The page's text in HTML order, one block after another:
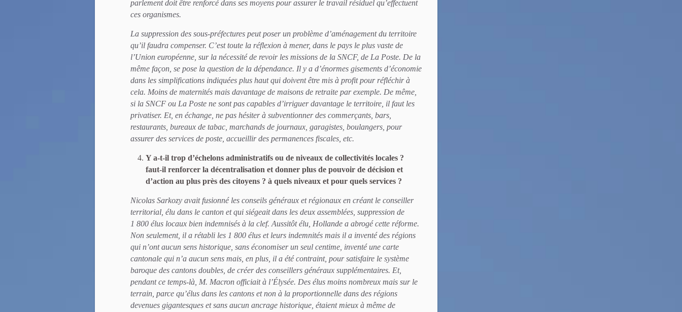
parlement doit être renforcé dans ses moyens pour assurer le travail résiduel qu’effectuent
ces organismes.
La suppression des sous-préfectures peut poser un problème d’aménagement du territoire
qu’il faudra compenser. C’est toute la réflexion à mener, dans le pays le plus vaste de
l’Union européenne, sur la nécessité de revoir les missions de la SNCF, de La Poste. De la
même façon, se pose la question de la dépendance. Il y a d’énormes gisements d’économie
dans les simplifications indiquées plus haut qui doivent être mis à profit pour réfléchir à
cela. Moins de maternités mais davantage de maisons de retraite par exemple. De même,
si la SNCF ou La Poste ne sont pas capables d’irriguer davantage le territoire, il faut les
privatiser. Et, en échange, ne pas hésiter à subventionner des commerçants, bars,
restaurants, bureaux de tabac, marchands de journaux, garagistes, boulangers, pour
assurer des services de poste, accueillir des permanences fiscales, etc.
Y a-t-il trop d’échelons administratifs ou de niveaux de collectivités locales ?
faut-il renforcer la décentralisation et donner plus de pouvoir de décision et
d’action au plus près des citoyens ? à quels niveaux et pour quels services ?
Nicolas Sarkozy avait fusionné les conseils généraux et régionaux en créant le conseiller
territorial, élu dans le canton et qui siégeait dans les deux assemblées, suppression de
1 800 élus locaux bien indemnisés à la clef. Aussitôt élu, Hollande a abrogé cette réforme.
Non seulement, il a rétabli les 1 800 élus et leurs indemnités mais il a inventé des régions
qui n’ont aucun sens historique, sans économiser un seul centime, inventé une carte
cantonale qui n’a aucun sens mais, en plus, il a été contraint, pour satisfaire le système
baroque des cantons doubles, de créer des conseillers généraux supplémentaires. Et,
pendant ce temps-là, M. Macron officiait à l’Élysée. Des élus moins nombreux mais sur le
terrain, parce qu’élus dans les cantons et non à la proportionnelle dans des régions
devenues gigantesques et sans aucun ancrage historique, étaient mieux à même de